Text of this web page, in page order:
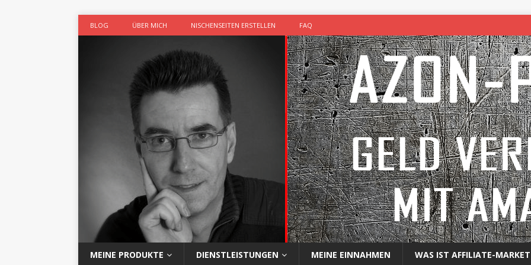
BLOG ÜBER MICH NISCHENSEITEN ERSTELLEN FAQ
MEINE PRODUKTE DIENSTLEISTUNGEN MEINE EINNAHMEN WAS IST AFFILIATE-